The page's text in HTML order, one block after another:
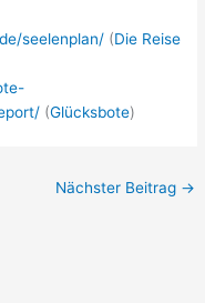
seelenplan/ (Die Reise
(Glücksbote)
Nächster Beitrag →